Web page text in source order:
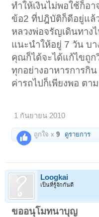
ทำให้เงินไม่พอใช้ก็อ
ข้อ2 ที่ปฎิบัติก็ดีอยู่แล้
หลวงพ่อจรัญเดินทาง
แนะนำให้อยู่ 7 วัน บ
คุณก็ได้จะได้แก้ไขถู
ทุกอย่างอาหารการกิ
ค่ารถไปก็เพียงพอ ตา
1 กันยายน 2010
ถูกใจ x9 ดูรายการ
Loogkai
เป็นที่รู้จักกันดี
ขออนุโมทนาบุญ